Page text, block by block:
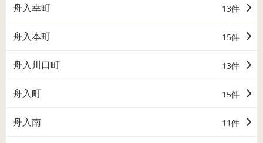
舟入幸町 13件
舟入本町 15件
舟入川口町 13件
舟入町 15件
舟入南 11件